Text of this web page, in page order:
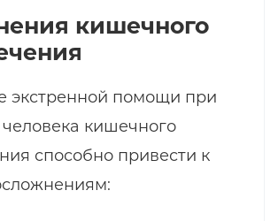
кишечного
экстренной помощи при
кишечного
способно привести к